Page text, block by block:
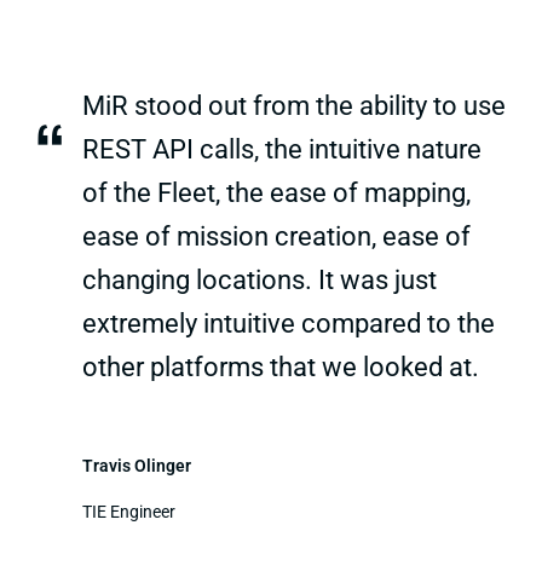
“
MiR stood out from the ability to use
REST API calls, the intuitive nature
of the Fleet, the ease of mapping,
ease of mission creation, ease of
changing locations. It was just
extremely intuitive compared to the
other platforms that we looked at.
Travis Olinger
TIE Engineer